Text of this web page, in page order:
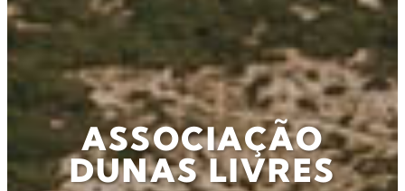
ASSOCIAÇÃO
DUNAS LIVRES